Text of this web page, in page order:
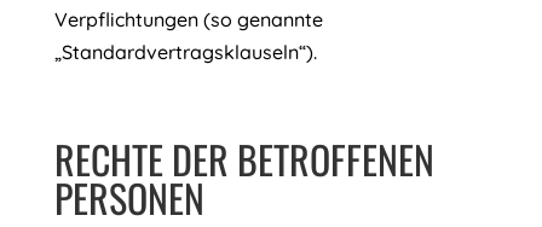
Verpflichtungen (so genannte
„Standardvertragsklauseln“).
RECHTE DER BETROFFENEN
PERSONEN